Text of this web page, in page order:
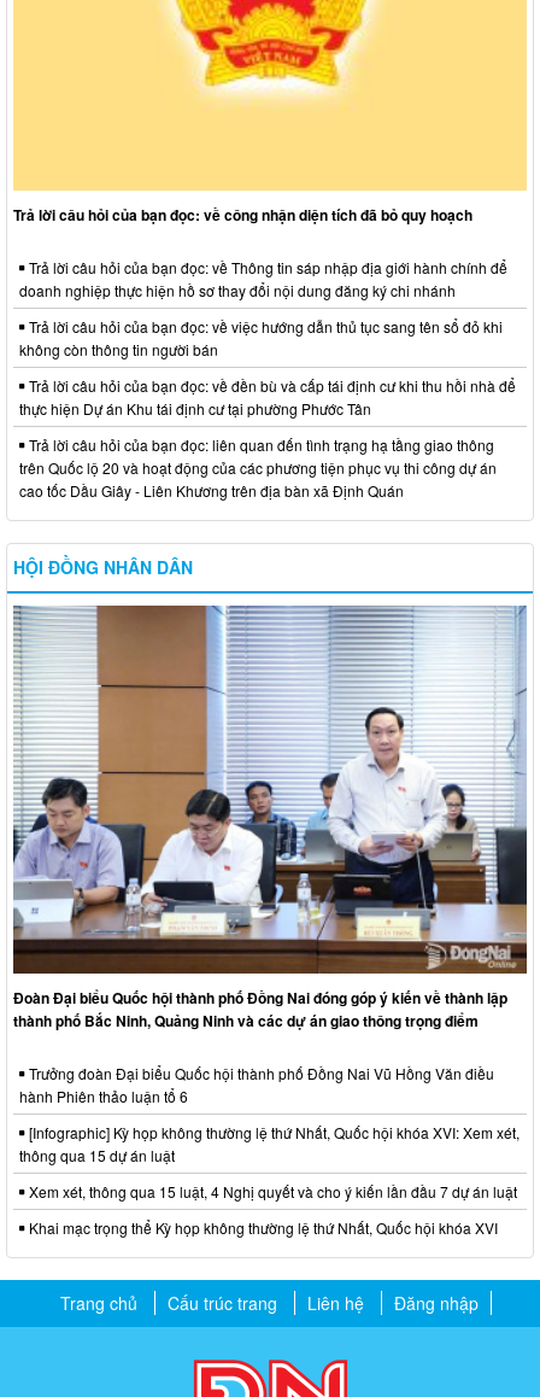
Trả lời câu hỏi của bạn đọc: về công nhận diện tích đã bỏ quy hoạch
Trả lời câu hỏi của bạn đọc: về Thông tin sáp nhập địa giới hành chính để
doanh nghiệp thực hiện hồ sơ thay đổi nội dung đăng ký chi nhánh
Trả lời câu hỏi của bạn đọc: về việc hướng dẫn thủ tục sang tên sổ đỏ khi
không còn thông tin người bán
Trả lời câu hỏi của bạn đọc: về đền bù và cấp tái định cư khi thu hồi nhà để
thực hiện Dự án Khu tái định cư tại phường Phước Tân
Trả lời câu hỏi của bạn đọc: liên quan đến tình trạng hạ tầng giao thông
trên Quốc lộ 20 và hoạt động của các phương tiện phục vụ thi công dự án
cao tốc Dầu Giây - Liên Khương trên địa bàn xã Định Quán
HỘI ĐỒNG NHÂN DÂN
Đoàn Đại biểu Quốc hội thành phố Đồng Nai đóng góp ý kiến về thành lập
thành phố Bắc Ninh, Quảng Ninh và các dự án giao thông trọng điểm
Trưởng đoàn Đại biểu Quốc hội thành phố Đồng Nai Vũ Hồng Văn điều
hành Phiên thảo luận tổ 6
[Infographic] Kỳ họp không thường lệ thứ Nhất, Quốc hội khóa XVI: Xem xét,
thông qua 15 dự án luật
Xem xét, thông qua 15 luật, 4 Nghị quyết và cho ý kiến lần đầu 7 dự án luật
Khai mạc trọng thể Kỳ họp không thường lệ thứ Nhất, Quốc hội khóa XVI
Trang chủ Cấu trúc trang Liên hệ Đăng nhập